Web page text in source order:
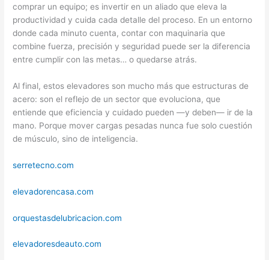
comprar un equipo; es invertir en un aliado que eleva la
productividad y cuida cada detalle del proceso. En un entorno
donde cada minuto cuenta, contar con maquinaria que
combine fuerza, precisión y seguridad puede ser la diferencia
entre cumplir con las metas… o quedarse atrás.
Al final, estos elevadores son mucho más que estructuras de
acero: son el reflejo de un sector que evoluciona, que
entiende que eficiencia y cuidado pueden —y deben— ir de la
mano. Porque mover cargas pesadas nunca fue solo cuestión
de músculo, sino de inteligencia.
serretecno.com
elevadorencasa.com
orquestasdelubricacion.com
elevadoresdeauto.com